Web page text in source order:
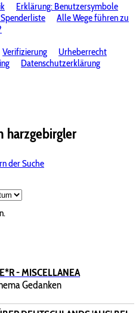
Erklärung: Benutzersymbole
Alle Wege führen zu
Verifizierung
Urheberrecht
Datenschutzerklärung
harzgebirgler
der Suche
- MISCELLANEA
Gedanken